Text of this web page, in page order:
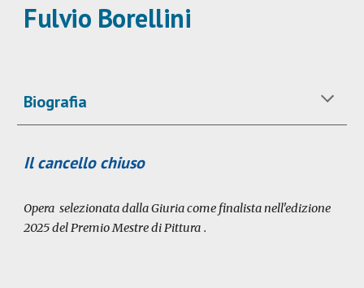
Fulvio Borellini
Biografia
Il cancello chiuso
Opera selezionata dalla Giuria come finalista nell'edizione
2025del Premio Mestre di Pittura .